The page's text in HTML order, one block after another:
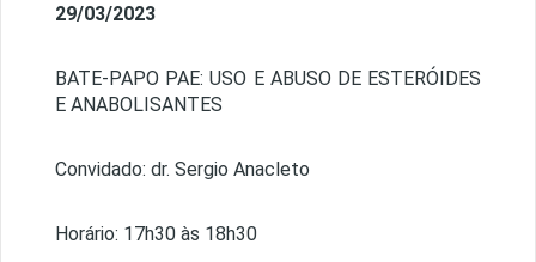
29/03/2023
BATE-PAPO PAE: USO E ABUSO DE ESTERÓIDES
E ANABOLISANTES
Convidado: dr. Sergio Anacleto
Horário: 17h30 às 18h30